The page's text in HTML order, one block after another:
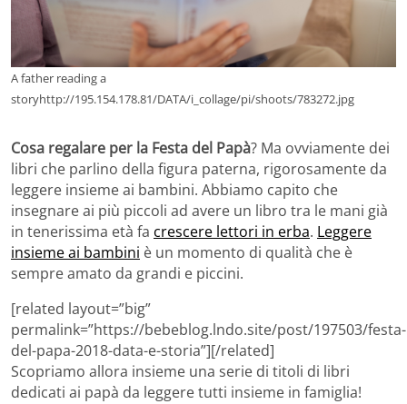
A father reading a
storyhttp://195.154.178.81/DATA/i_collage/pi/shoots/783272.jpg
Cosa regalare per la Festa del Papà? Ma ovviamente dei
libri che parlino della figura paterna, rigorosamente da
leggere insieme ai bambini. Abbiamo capito che
insegnare ai più piccoli ad avere un libro tra le mani già
in tenerissima età fa crescere lettori in erba. Leggere
insieme ai bambini è un momento di qualità che è
sempre amato da grandi e piccini.
[related layout=”big”
permalink=”https://bebeblog.lndo.site/post/197503/festa-
del-papa-2018-data-e-storia”][/related]
Scopriamo allora insieme una serie di titoli di libri
dedicati ai papà da leggere tutti insieme in famiglia!